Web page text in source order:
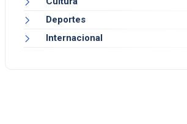
Deportes
Internacional